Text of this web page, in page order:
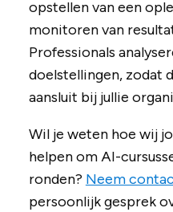
opstellen van een
monitoren van
Professionals
doelstellingen, zodat
aansluit bij jullie
Wil je weten hoe wij
helpen om AI-
ronden? Neem
persoonlijk gesprek